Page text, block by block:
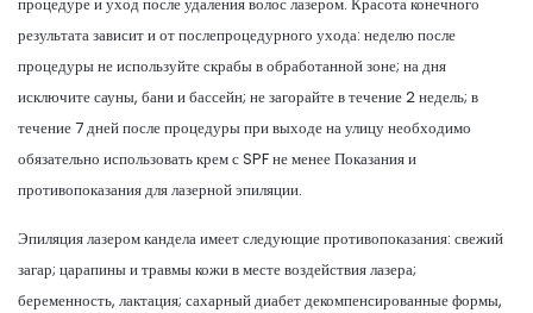
результата зависит и от послепроцедурного ухода: неделю после
процедуры не используйте скрабы в обработанной зоне; на дня
исключите сауны, бани и бассейн; не загорайте в течение 2 недель; в
течение 7 дней после процедуры при выходе на улицу необходимо
обязательно использовать крем с SPF не менее Показания и
противопоказания для лазерной эпиляции.
Эпиляция лазером кандела имеет следующие противопоказания: свежий
загар; царапины и травмы кожи в месте воздействия лазера;
беременность, лактация; сахарный диабет декомпенсированные формы,